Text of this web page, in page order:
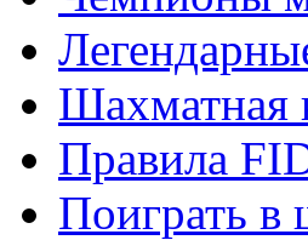
Шахматная
Правила
Поиграть в